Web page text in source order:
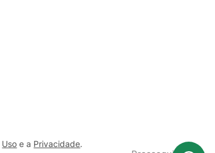
Uso e a Privacidade.